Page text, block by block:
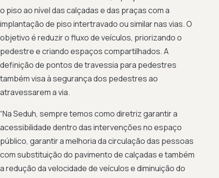
o piso ao nível das calçadas e das praças com a
implantação de piso intertravado ou similar nas vias. O
objetivo é reduzir o fluxo de veículos, priorizando o
pedestre e criando espaços compartilhados. A
definição de pontos de travessia para pedestres
também visa à segurança dos pedestres ao
atravessarem a via.
“Na Seduh, sempre temos como diretriz garantir a
acessibilidade dentro das intervenções no espaço
público, garantir a melhoria da circulação das pessoas
com substituição do pavimento de calçadas e também
a redução da velocidade de veículos e diminuição do